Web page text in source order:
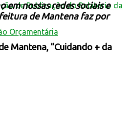
de Publicação do Relatório da
Orçamentária
em nossas redes sociais e
de Mantena faz por
Mantena, “Cuidando + da